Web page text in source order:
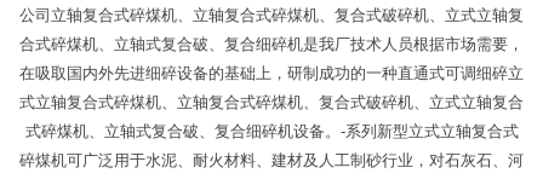
公司立轴复合式碎煤机、立轴复合式碎煤机、复合式破碎机、立式立轴复
合式碎煤机、立轴式复合破、复合细碎机是我厂技术人员根据市场需要，
在吸取国内外先进细碎设备的基础上，研制成功的一种直通式可调细碎立
式立轴复合式碎煤机、立轴复合式碎煤机、复合式破碎机、立式立轴复合
式碎煤机、立轴式复合破、复合细碎机设备。-系列新型立式立轴复合式
碎煤机可广泛用于水泥、耐火材料、建材及人工制砂行业，对石灰石、河